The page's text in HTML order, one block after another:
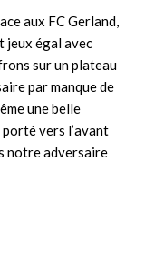
aux FC Gerland,
jeux égal avec
sur un plateau
par manque de
une belle
vers l’avant
notre adversaire